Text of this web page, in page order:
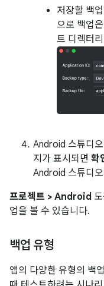
저장할 백
으로 백업
트 디렉터
Android 스튜디
지가 표시되면 확
Android 스튜디
프로젝트 > Android
업을 볼 수 있습니다.
백업 유형
앱의 다양한 유형의 백